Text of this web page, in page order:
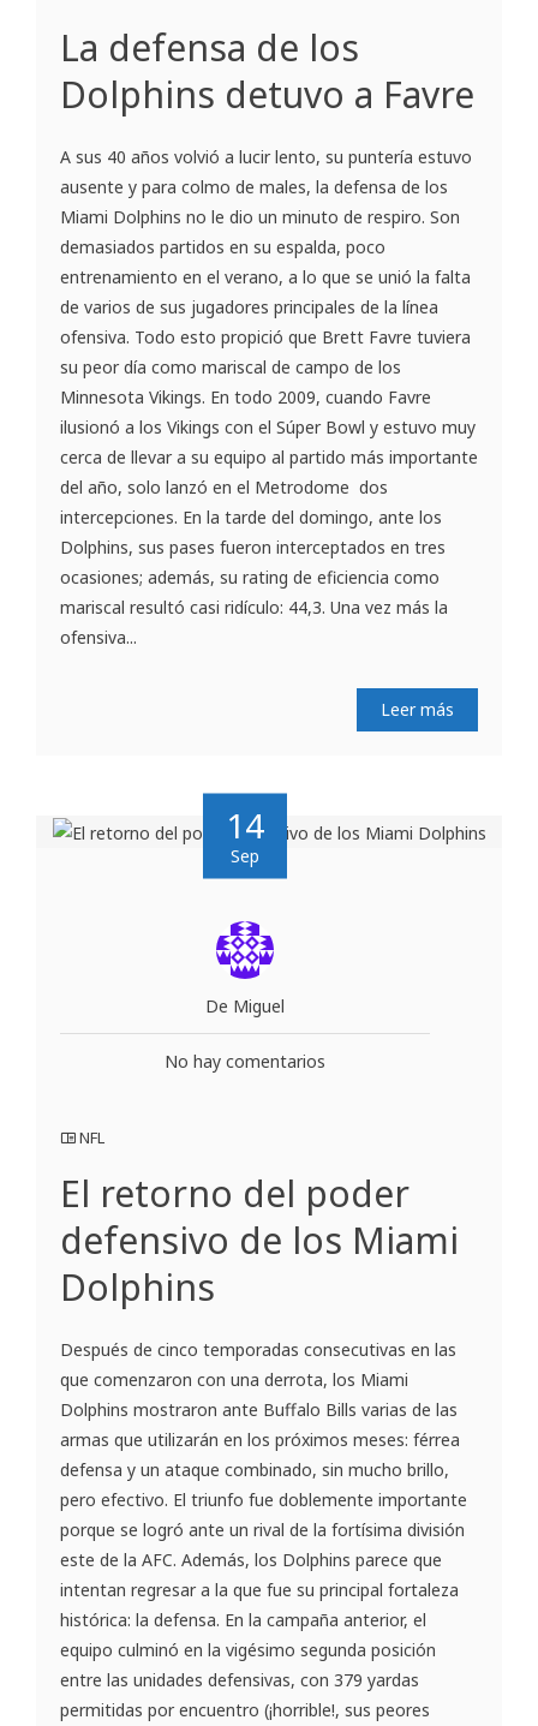
La defensa de los
Dolphins detuvo a Favre
A sus 40 años volvió a lucir lento, su puntería estuvo
ausente y para colmo de males, la defensa de los
Miami Dolphins no le dio un minuto de respiro. Son
demasiados partidos en su espalda, poco
entrenamiento en el verano, a lo que se unió la falta
de varios de sus jugadores principales de la línea
ofensiva. Todo esto propició que Brett Favre tuviera
su peor día como mariscal de campo de los
Minnesota Vikings. En todo 2009, cuando Favre
ilusionó a los Vikings con el Súper Bowl y estuvo muy
cerca de llevar a su equipo al partido más importante
del año, solo lanzó en el Metrodome dos
intercepciones. En la tarde del domingo, ante los
Dolphins, sus pases fueron interceptados en tres
ocasiones; además, su rating de eficiencia como
mariscal resultó casi ridículo: 44,3. Una vez más la
ofensiva...
Leer más
14
Sep
De Miguel
No hay comentarios
NFL
El retorno del poder
defensivo de los Miami
Dolphins
Después de cinco temporadas consecutivas en las
que comenzaron con una derrota, los Miami
Dolphins mostraron ante Buffalo Bills varias de las
armas que utilizarán en los próximos meses: férrea
defensa y un ataque combinado, sin mucho brillo,
pero efectivo. El triunfo fue doblemente importante
porque se logró ante un rival de la fortísima división
este de la AFC. Además, los Dolphins parece que
intentan regresar a la que fue su principal fortaleza
histórica: la defensa. En la campaña anterior, el
equipo culminó en la vigésimo segunda posición
entre las unidades defensivas, con 379 yardas
permitidas por encuentro (¡horrible!, sus peores